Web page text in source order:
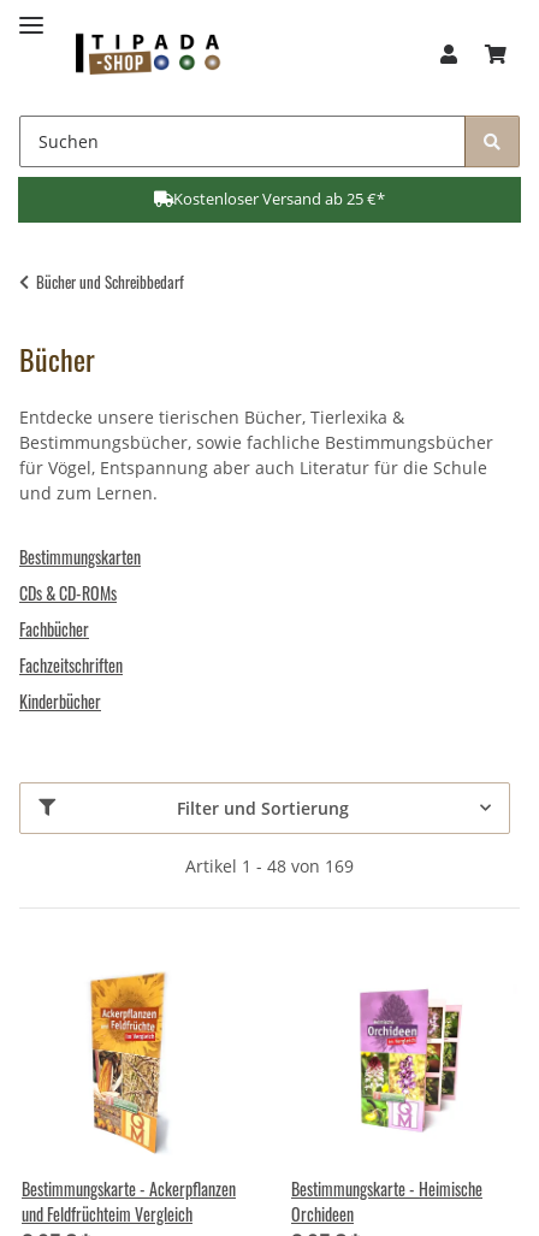
Kostenloser Versand ab 25 €*
Bücher und Schreibbedarf
Bücher
Entdecke unsere tierischen Bücher, Tierlexika &
Bestimmungsbücher, sowie fachliche Bestimmungsbücher
für Vögel, Entspannung aber auch Literatur für die Schule
und zum Lernen.
Bestimmungskarten
CDs & CD-ROMs
Fachbücher
Fachzeitschriften
Kinderbücher
Filter und Sortierung
Artikel 1 - 48 von 169
Bestimmungskarte - Ackerpflanzen
und Feldfrüchteim Vergleich
Bestimmungskarte - Heimische
Orchideen